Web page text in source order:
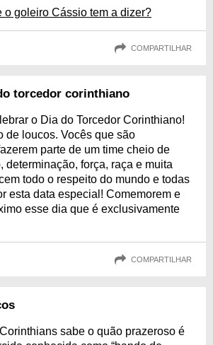
o goleiro Cássio tem a dizer?
COMPARTILHAR
torcedor corinthiano
o Dia do Torcedor Corinthiano!
de loucos. Vocês que são
parte de um time cheio de
determinação, força, raça e muita
todo o respeito do mundo e todas
esta data especial! Comemorem e
esse dia que é exclusivamente
COMPARTILHAR
sabe o quão prazeroso é